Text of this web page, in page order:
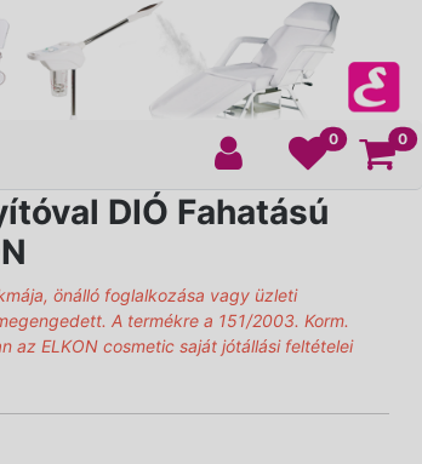
0 0
DIÓ Fahatású
önálló foglalkozása vagy üzleti
A termékre a 151/2003. Korm.
az ELKON cosmetic saját jótállási feltételei